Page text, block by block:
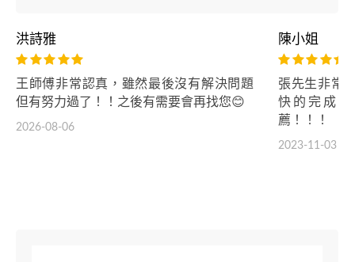
洪詩雅
王師傅非常認真，雖然最後沒有解決問題
但有努力過了！！之後有需要會再找您😊
2026-08-06
陳小姐
張先生非常
快的完成
薦！！！
2023-11-03